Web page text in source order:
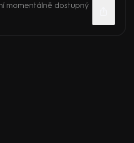
momentálně dostupný